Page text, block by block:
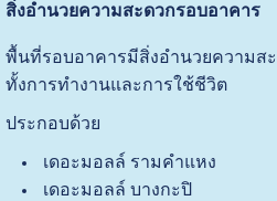
สิ่งอำนวยความสะดวกรอบอาคาร
พื้นที่รอบอาคารมีสิ่งอำนวยความส
ทั้งการทำงานและการใช้ชีวิต
ประกอบด้วย
เดอะมอลล์ รามคำแหง
เดอะมอลล์ บางกะปิ